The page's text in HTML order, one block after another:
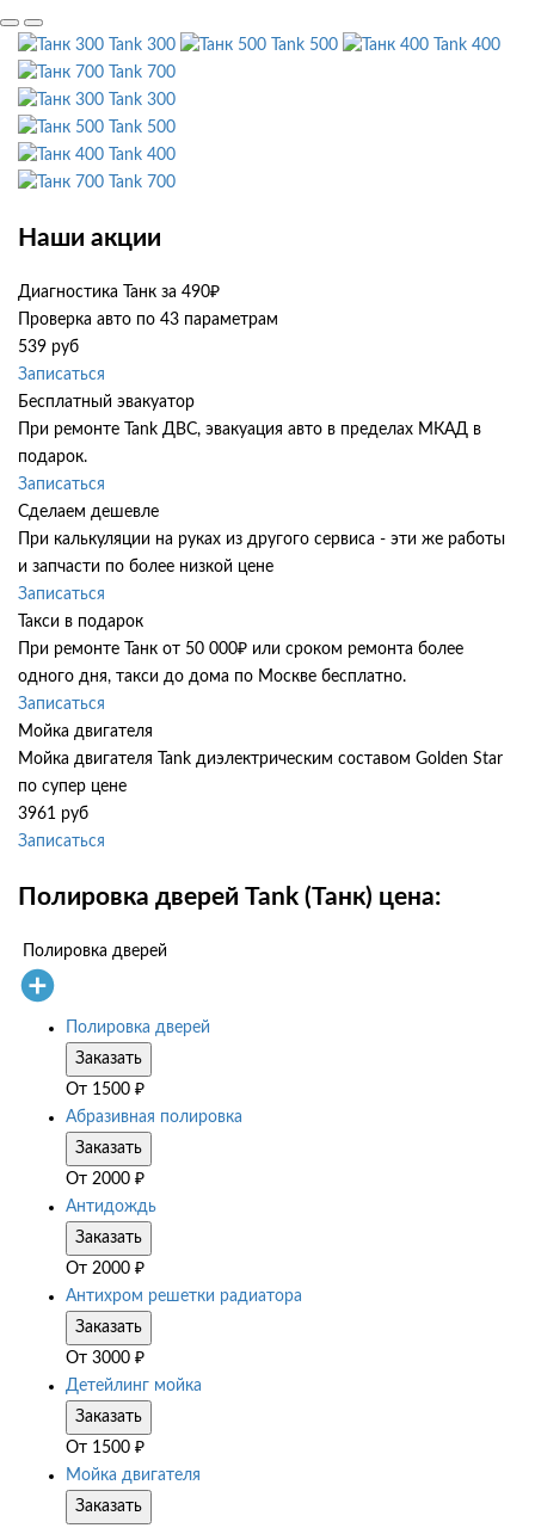
Tank 300 Tank 500
Tank 400
Tank 700
Tank 300
Tank 500
Tank 400
Tank 700
Наши акции
Диагностика Танк за 490₽
Проверка авто по 43 параметрам
539 руб
Записаться
Бесплатный эвакуатор
При ремонте Tank ДВС, эвакуация авто в пределах МКАД в
подарок.
Записаться
Сделаем дешевле
При калькуляции на руках из другого сервиса - эти же работы
и запчасти по более низкой цене
Записаться
Такси в подарок
При ремонте Танк от 50 000₽ или сроком ремонта более
одного дня, такси до дома по Москве бесплатно.
Записаться
Мойка двигателя
Мойка двигателя Tank диэлектрическим составом Golden Star
по супер цене
3961 руб
Записаться
Полировка дверей Tank (Танк) цена:
Полировка дверей
Полировка дверей
Заказать
От 1500 ₽
Абразивная полировка
Заказать
От 2000 ₽
Антидождь
Заказать
От 2000 ₽
Антихром решетки радиатора
Заказать
От 3000 ₽
Детейлинг мойка
Заказать
От 1500 ₽
Мойка двигателя
Заказать